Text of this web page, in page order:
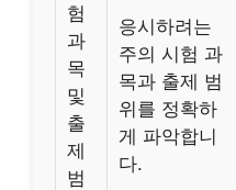
험
과
목
및
출
제
범
응시하려는
주의 시험 과
목과 출제 범
위를 정확하
게 파악합니
다.